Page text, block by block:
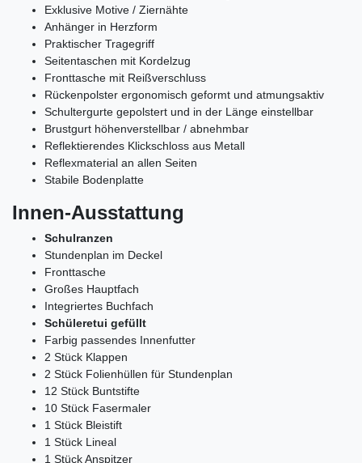
Exklusive Motive / Ziernähte
Anhänger in Herzform
Praktischer Tragegriff
Seitentaschen mit Kordelzug
Fronttasche mit Reißverschluss
Rückenpolster ergonomisch geformt und atmungsaktiv
Schultergurte gepolstert und in der Länge einstellbar
Brustgurt höhenverstellbar / abnehmbar
Reflektierendes Klickschloss aus Metall
Reflexmaterial an allen Seiten
Stabile Bodenplatte
Innen-Ausstattung
Schulranzen
Stundenplan im Deckel
Fronttasche
Großes Hauptfach
Integriertes Buchfach
Schüleretui gefüllt
Farbig passendes Innenfutter
2 Stück Klappen
2 Stück Folienhüllen für Stundenplan
12 Stück Buntstifte
10 Stück Fasermaler
1 Stück Bleistift
1 Stück Lineal
1 Stück Anspitzer